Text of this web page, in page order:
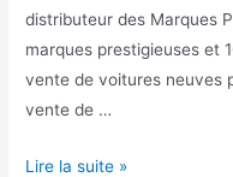
distributeur des Marques
marques prestigieuses et
vente de voitures neuves
vente de …
Lire la suite »